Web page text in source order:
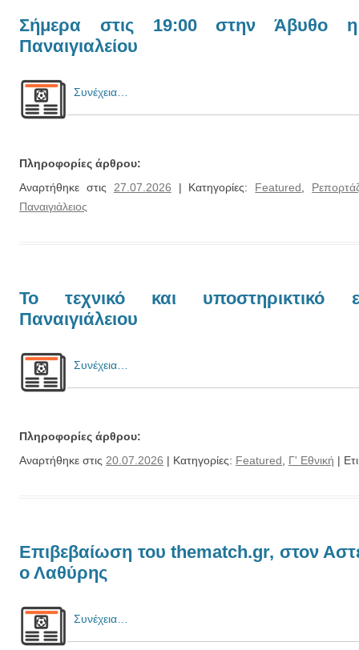
Σήμερα στις 19:00 στην Άβυθο
Παναιγιαλείου
Συνέχεια…
Πληροφορίες άρθρου:
Αναρτήθηκε στις 27.07.2026 | Κατηγορίες: Featured
Παναιγιάλειος
Το τεχνικό και υποστηρικτικό
Παναιγιάλειου
Συνέχεια…
Πληροφορίες άρθρου:
Αναρτήθηκε στις 20.07.2026 | Κατηγορίες: Featured Γ' Εθνική |
Επιβεβαίωση του thematch.gr, στον
ο Λαθύρης
Συνέχεια…